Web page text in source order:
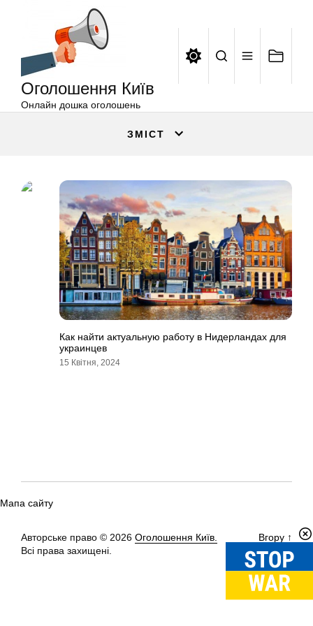
Оголошення Київ
Онлайн дошка оголошень
ЗМІСТ
Как найти актуальную работу в Нидерландах для
украинцев
15 Квітня, 2024
Мапа сайту
Авторське право © 2026 Оголошення Київ.
Всі права захищені.
Вгору ↑